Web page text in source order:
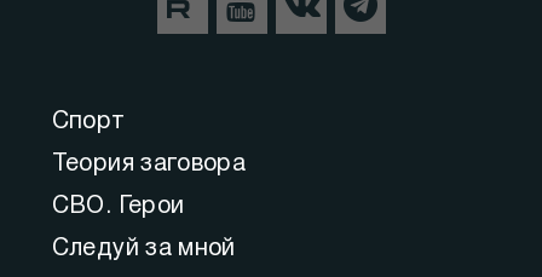
Спорт
Теория заговора
СВО. Герои
Следуй за мной